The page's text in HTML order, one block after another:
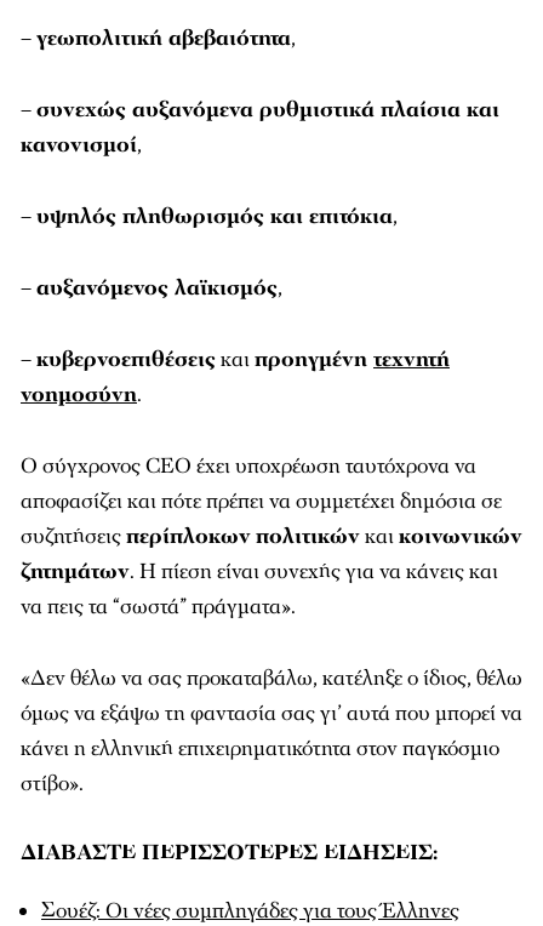
–γεωπολιτική αβεβαιότητα,
–συνεχώς αυξανόμενα ρυθμιστικά πλαίσια και
κανονισμοί,
–υψηλός πληθωρισμός και επιτόκια,
–αυξανόμενος λαϊκισμός,
–κυβερνοεπιθέσειςκαιπροηγμένη τεχνητή
νοημοσύνη.
O σύγχρονος CEO έχει υποχρέωση ταυτόχρονα να
αποφασίζει και πότε πρέπει να συμμετέχει δημόσια σε
συζητήσειςπερίπλοκωνπολιτικώνκαικοινωνικών
ζητημάτων. Η πίεση είναι συνεχής για να κάνεις και
να πεις τα “σωστά” πράγματα».
«Δεν θέλω να σας προκαταβάλω, κατέληξε ο ίδιος, θέλω
όμως να εξάψω τη φαντασία σας γι’ αυτά που μπορεί να
κάνει η ελληνική επιχειρηματικότητα στον παγκόσμιο
στίβο».
ΔΙΑΒΑΣΤΕ ΠΕΡΙΣΣΟΤΕΡΕΣ ΕΙΔΗΣΕΙΣ:
Σουέζ: Οι νέες συμπληγάδες για τους Έλληνες